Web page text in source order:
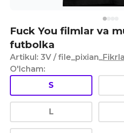
Fuck You filmlar va
futbolka
Artikul: 3V / file_pixian_
O'lcham:
S
L